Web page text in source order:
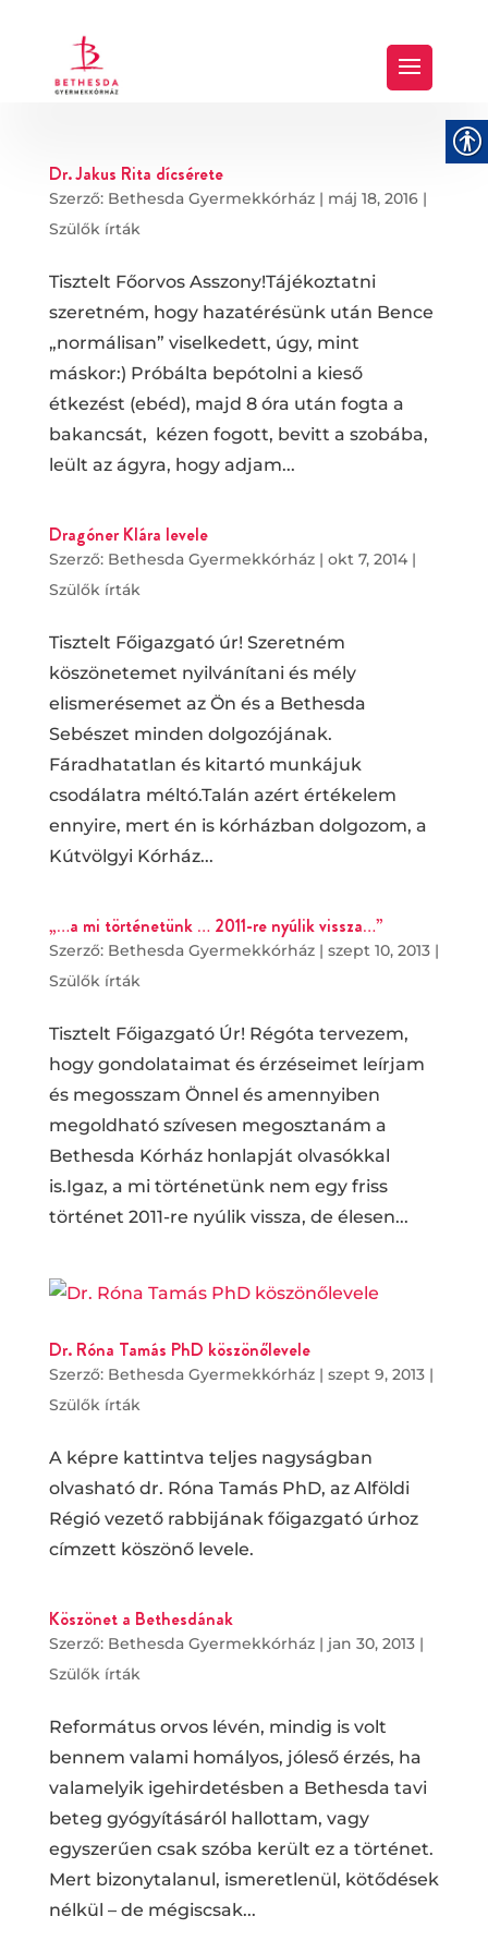
Dr. Jakus Rita dícsérete
Szerző: Bethesda Gyermekkórház| máj 18, 2016|
Szülők írták
Tisztelt Főorvos Asszony!Tájékoztatni
szeretném, hogy hazatérésünk után Bence
„normálisan” viselkedett, úgy, mint
máskor:) Próbálta bepótolni a kieső
étkezést (ebéd), majd 8 óra után fogta a
bakancsát, kézen fogott, bevitt a szobába,
leült az ágyra, hogy adjam...
Dragóner Klára levele
Szerző: Bethesda Gyermekkórház| okt 7, 2014|
Szülők írták
Tisztelt Főigazgató úr! Szeretném
köszönetemet nyilvánítani és mély
elismerésemet az Ön és a Bethesda
Sebészet minden dolgozójának.
Fáradhatatlan és kitartó munkájuk
csodálatra méltó.Talán azért értékelem
ennyire, mert én is kórházban dolgozom, a
Kútvölgyi Kórház...
„…a mi történetünk … 2011-re nyúlik vissza…”
Szerző: Bethesda Gyermekkórház| szept 10, 2013|
Szülők írták
Tisztelt Főigazgató Úr! Régóta tervezem,
hogy gondolataimat és érzéseimet leírjam
és megosszam Önnel és amennyiben
megoldható szívesen megosztanám a
Bethesda Kórház honlapját olvasókkal
is.Igaz, a mi történetünk nem egy friss
történet 2011-re nyúlik vissza, de élesen...
Dr. Róna Tamás PhD köszönőlevele
Szerző: Bethesda Gyermekkórház| szept 9, 2013|
Szülők írták
A képre kattintva teljes nagyságban
olvasható dr. Róna Tamás PhD, az Alföldi
Régió vezető rabbijának főigazgató úrhoz
címzett köszönő levele.
Köszönet a Bethesdának
Szerző: Bethesda Gyermekkórház| jan 30, 2013|
Szülők írták
Református orvos lévén, mindig is volt
bennem valami homályos, jóleső érzés, ha
valamelyik igehirdetésben a Bethesda tavi
beteg gyógyításáról hallottam, vagy
egyszerűen csak szóba került ez a történet.
Mert bizonytalanul, ismeretlenül, kötődések
nélkül – de mégiscsak...